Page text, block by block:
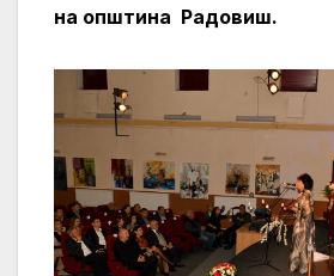
на општина Радовиш.